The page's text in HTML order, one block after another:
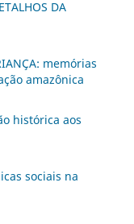
DA
memórias
amazônica
histórica aos
sociais na